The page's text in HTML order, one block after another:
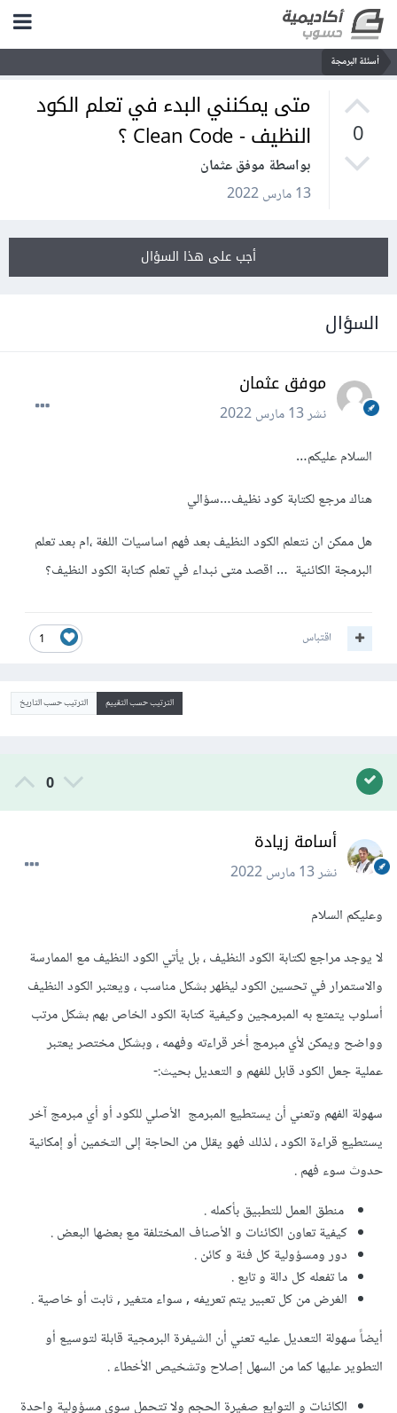
أسئلة البرمجة
0
متى يمكنني البدء في تعلم الكود
النظيف - Clean Code ؟
بواسطة موفق عثمان
13 مارس 2022
أجب على هذا السؤال
السؤال
موفق عثمان
نشر13 مارس 2022
السلام عليكم…
هناك مرجع لكتابة كود نظيف…سؤالي
هل ممكن ان نتعلم الكود النظيف بعد فهم اساسيات اللغة ،ام بعد تعلم
البرمجة الكائنية … اقصد متى نبداء في تعلم كتابة الكود النظيف؟
1 اقتباس
الترتيب حسب التقييم الترتيب حسب التاريخ
0
أسامة زيادة
نشر13 مارس 2022
وعليكم السلام
لا يوجد مراجع لكتابة الكود النظيف ، بل يأتي الكود النظيف مع الممارسة
والاستمرار في تحسين الكود ليظهر بشكل مناسب ، ويعتبر الكود النظيف
أسلوب يتمتع به المبرمجين وكيفية كتابة الكود الخاص بهم بشكل مرتب
وواضح ويمكن لأي مبرمج أخر قراءته وفهمه ، وبشكل مختصر يعتبر
عملية جعل الكود قابل للفهم و التعديل بحيث:-
سهولة الفهم وتعني أن يستطيع المبرمج الأصلي للكود أو أي مبرمج آخر
يستطيع قراءة الكود ، لذلك فهو يقلل من الحاجة إلى التخمين أو إمكانية
حدوث سوء فهم .
منطق العمل للتطبيق بأكمله .
كيفية تعاون الكائنات و الأصناف المختلفة مع بعضها البعض .
دور ومسؤولية كل فئة و كائن .
ما تفعله كل دالة و تابع .
الغرض من كل تعبير يتم تعريفه , سواء متغير , ثابت أو خاصية .
أيضاً سهولة التعديل عليه تعني أن الشيفرة البرمجية قابلة لتوسيع أو
التطوير عليها كما من السهل إصلاح وتشخيص الأخطاء .
الكائنات و التوابع صغيرة الحجم ولا تتحمل سوى مسؤولية واحدة